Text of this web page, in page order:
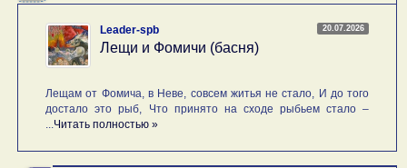
20.07.2026
Leader-spb
Лещи и Фомичи (басня)
Лещам от Фомича, в Неве, совсем житья не стало, И до того
достало это рыб, Что принято на сходе рыбьем стало –
...Читать полностью »